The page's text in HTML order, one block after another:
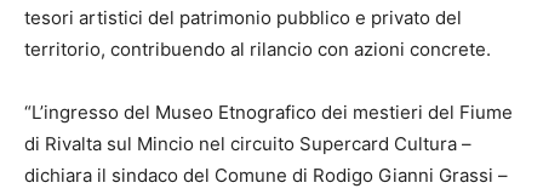
tesori artistici del patrimonio pubblico e privato del
territorio, contribuendo al rilancio con azioni concrete.
“L’ingresso del Museo Etnografico dei mestieri del Fiume
di Rivalta sul Mincio nel circuito Supercard Cultura –
dichiara il sindaco del Comune di Rodigo Gianni Grassi –